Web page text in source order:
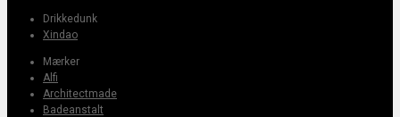
Drikkedunk
Xindao
Mærker
Alfi
Architectmade
Badeanstalt